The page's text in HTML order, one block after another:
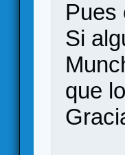
Pues
Si
que